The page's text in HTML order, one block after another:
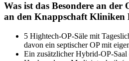
Was ist das Besondere an der
an den Knappschaft Kliniken
5 Hightech-OP-Säle mit
davon ein septischer OP mit
Ein zusätzlicher Hybrid-OP-Saal